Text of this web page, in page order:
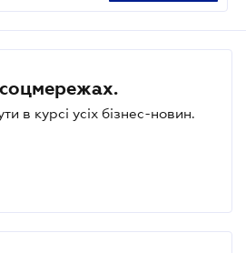
в курсі усіх бізнес-новин.